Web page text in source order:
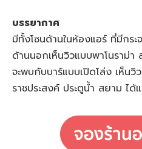
บรรยากาศ
มีทั้งโซนด้านในห้องแอร์ ที่มีกระ
ด้านนอกเห็นวิวแบบพาโนราม่า
จะพบกับบาร์แบบเปิดโล่ง เห็นวิ
ราชประสงค์ ประตูน้ำ สยาม ไ